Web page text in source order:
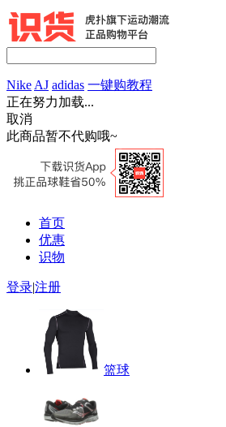
Nike AJ adidas 一键购教程
正在努力加载...
取消
此商品暂不代购哦~
首页
优惠
识物
登录|注册
篮球